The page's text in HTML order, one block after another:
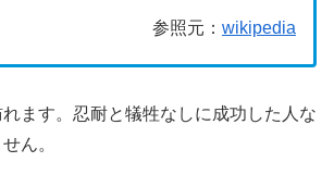
参照元： wikipedia
ます。忍耐と犠牲なしに成功した人な
ん。